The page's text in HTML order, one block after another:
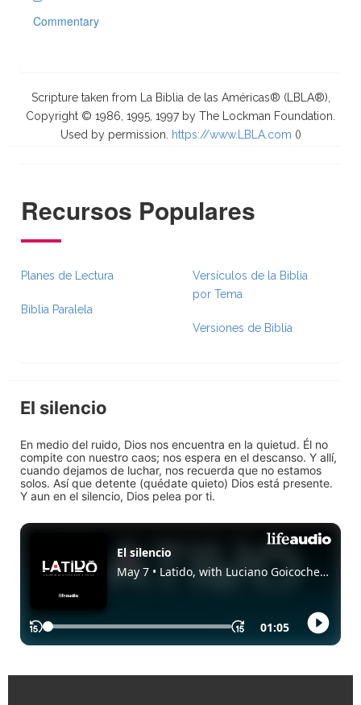
Commentary
Scripture taken from La Biblia de las Américas® (LBLA®),
Copyright © 1986, 1995, 1997 by The Lockman Foundation.
Used by permission.
https://www.LBLA.com ()
Recursos Populares
Planes de Lectura
Biblia Paralela
Versículos de la Biblia
por Tema
Versiones de Biblia
El silencio
En medio del ruido, Dios nos encuentra en la quietud. Él no
compite con nuestro caos; nos espera en el descanso. Y allí,
cuando dejamos de luchar, nos recuerda que no estamos
solos. Así que detente (quédate quieto) Dios está presente.
Y aun en el silencio, Dios pelea por ti.